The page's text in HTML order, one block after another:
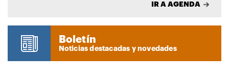
IR A AGENDA
Boletín
Noticias destacadas y novedades